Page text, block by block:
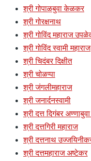
श्री गोपाळबुवा केळकर
श्री गोरक्षनाथ
श्री गोविंद महाराज
श्री गोविंद स्वामी महाराज
श्री चिदंबर दिक्षीत
श्री चोळप्पा
श्री जंगलीमहाराज
श्री जनार्दनस्वामी
श्री दत्त दिगंबर
श्री दत्तगिरी महाराज
श्री दत्तनाथ
श्री दत्तमहाराज अष्टेकर